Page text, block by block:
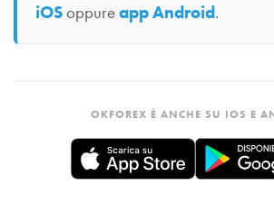
iOSoppureapp Android.
OKFOREX È ANCHE SU IOS E